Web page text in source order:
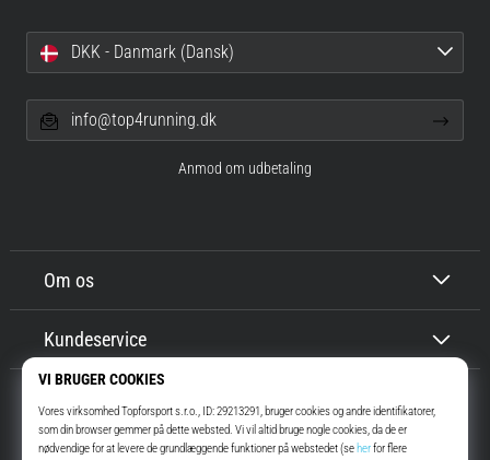
bruges
den…
6. 8. 2026
•
behandling
forebyggelse
Løberknæ,
også
kendt
som
iliotibialbåndsyndrom
Om os
Kundeservice
DKK - Danmark (Dansk)
info@top4running.dk
Anmod om udbetaling